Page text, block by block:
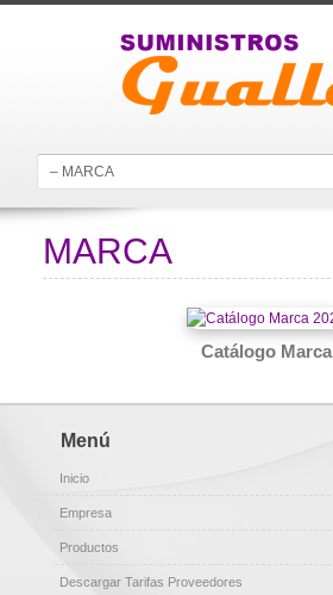
MARCA
Catálogo Marca
Menú
Inicio
Empresa
Productos
Descargar Tarifas Proveedores